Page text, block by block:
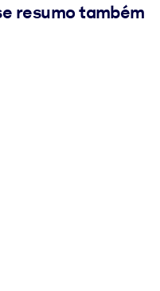
resumo também